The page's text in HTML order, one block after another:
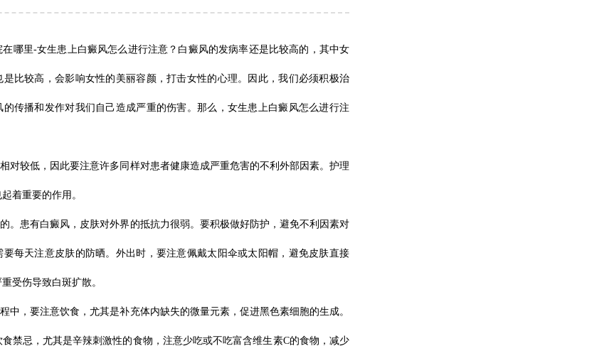
在哪里-女生患上白癜风怎么进行注意？白癜风的发病率还是比较高的，其中女
是比较高，会影响女性的美丽容颜，打击女性的心理。因此，我们必须积极治
的传播和发作对我们自己造成严重的伤害。那么，女生患上白癜风怎么进行注
对较低，因此要注意许多同样对患者健康造成严重危害的不利外部因素。护理
着重要的作用。
。患有白癜风，皮肤对外界的抵抗力很弱。要积极做好防护，避免不利因素对
要每天注意皮肤的防晒。外出时，要注意佩戴太阳伞或太阳帽，避免皮肤直接
受伤导致白斑扩散。
中，要注意饮食，尤其是补充体内缺失的微量元素，促进黑色素细胞的生成。
禁忌，尤其是辛辣刺激性的食物，注意少吃或不吃富含维生素C的食物，减少